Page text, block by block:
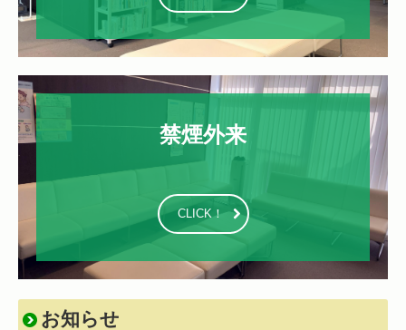
禁煙外来
CLICK！
お知らせ